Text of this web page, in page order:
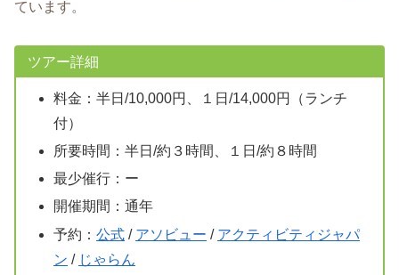
ています。
ツアー詳細
料金：半日/10,000円、１日/14,000円（ランチ
付）
所要時間：半日/約３時間、１日/約８時間
最少催行：ー
開催期間：通年
予約： 公式/ アソビュー / アクティビティジャパ
ン / じゃらん